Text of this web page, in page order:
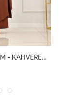
MASAL TAKIM - KAHVERENGİ